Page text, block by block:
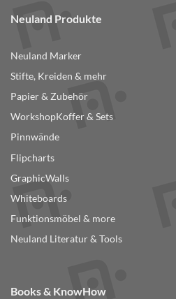
Neuland Produkte
Neuland Marker
Stifte, Kreiden & mehr
Papier & Zubehör
WorkshopKoffer & Sets
Pinnwände
Flipcharts
GraphicWalls
Whiteboards
Funktionsmöbel & more
Neuland Literatur & Tools
Books & KnowHow